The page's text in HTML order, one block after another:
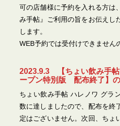
可の店舗様に予約を入れる方は
み手帖』ご利用の旨をお伝えし
します。
WEB予約では受付けできません
2023.9.3 【ちょい飲み手帖
ープン特別版 配布終了】
ちょい飲み手帖 ハレノワ グラ
数に達しましたので、配布を終
定はございません。次回、ちょ